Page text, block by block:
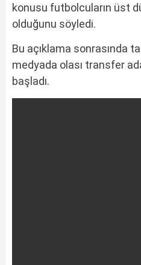
konusu futbolcuların üst
olduğunu söyledi.
Bu açıklama sonrasında
medyada olası transfer
başladı.